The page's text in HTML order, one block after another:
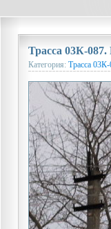
Трасса 03К-
Категория: Трасса 03К-